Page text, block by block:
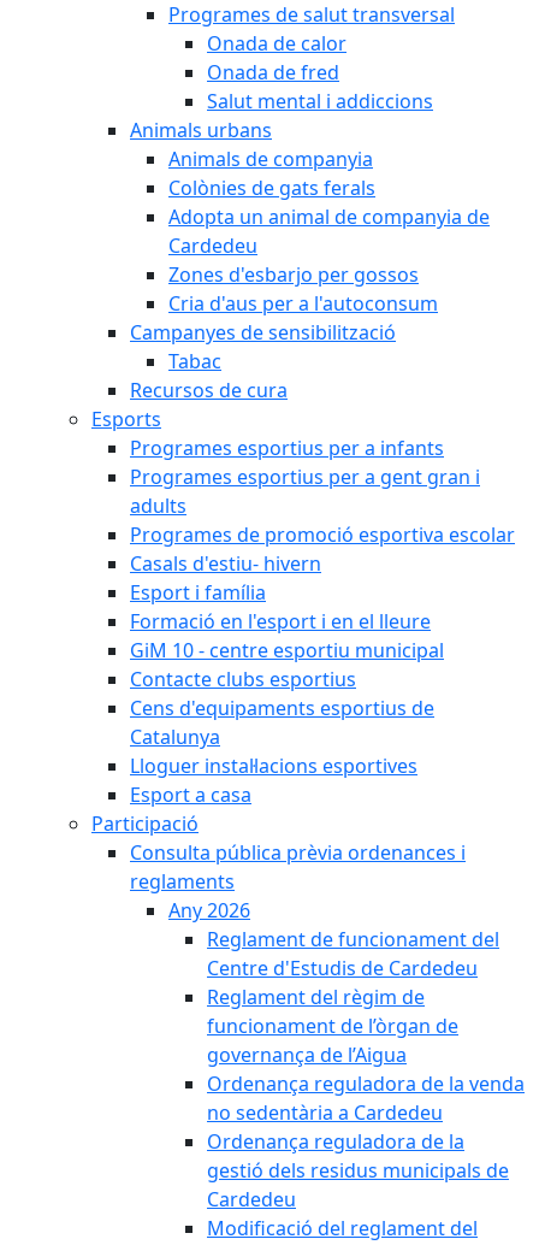
Programes de salut transversal
Onada de calor
Onada de fred
Salut mental i addiccions
Animals urbans
Animals de companyia
Colònies de gats ferals
Adopta un animal de companyia de
Cardedeu
Zones d'esbarjo per gossos
Cria d'aus per a l'autoconsum
Campanyes de sensibilització
Tabac
Recursos de cura
Esports
Programes esportius per a infants
Programes esportius per a gent gran i
adults
Programes de promoció esportiva escolar
Casals d'estiu- hivern
Esport i família
Formació en l'esport i en el lleure
GiM 10 - centre esportiu municipal
Contacte clubs esportius
Cens d'equipaments esportius de
Catalunya
Lloguer instal·lacions esportives
Esport a casa
Participació
Consulta pública prèvia ordenances i
reglaments
Any 2026
Reglament de funcionament del
Centre d'Estudis de Cardedeu
Reglament del règim de
funcionament de l’òrgan de
governança de l’Aigua
Ordenança reguladora de la venda
no sedentària a Cardedeu
Ordenança reguladora de la
gestió dels residus municipals de
Cardedeu
Modificació del reglament del